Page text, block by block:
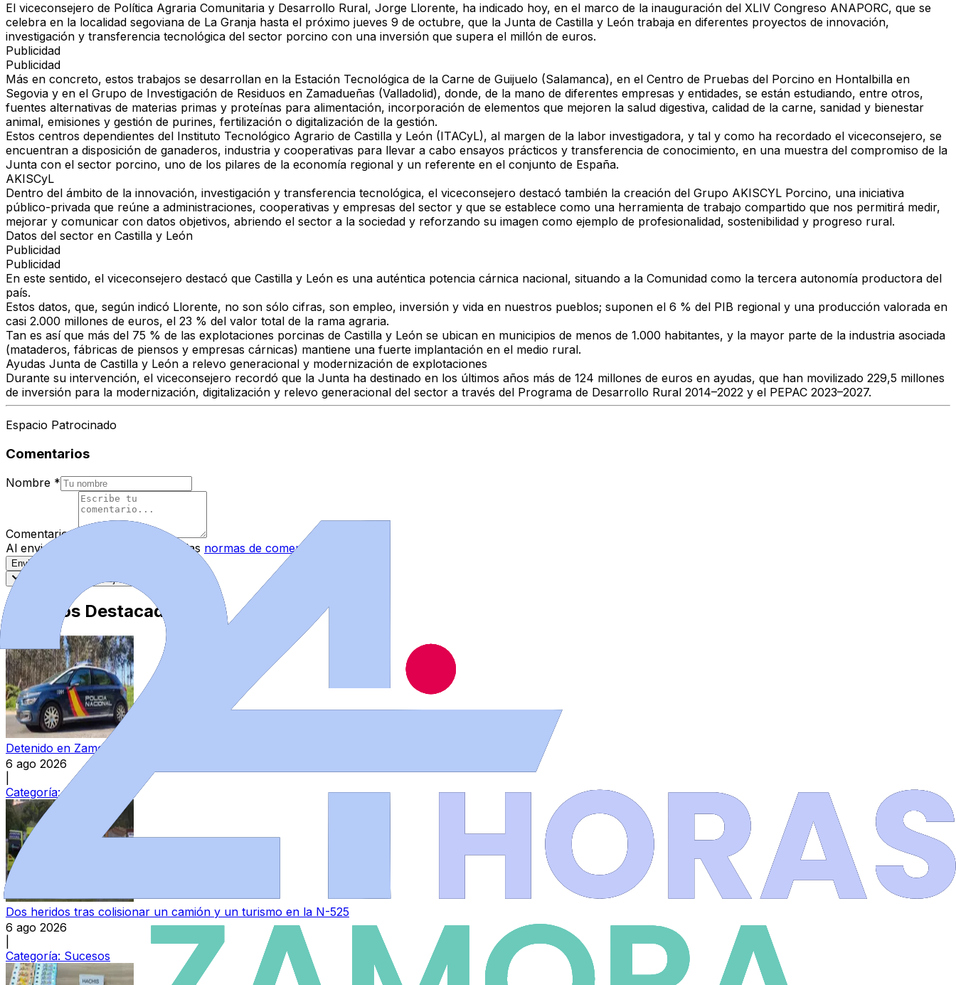
El viceconsejero de Política Agraria Comunitaria y Desarrollo Rural, Jorge Llorente, ha indicado hoy, en el marco de la inauguración del XLIV Congreso ANAPORC, que se
celebra en la localidad segoviana de La Granja hasta el próximo jueves 9 de octubre, que la Junta de Castilla y León trabaja en diferentes proyectos de innovación,
investigación y transferencia tecnológica del sector porcino con una inversión que supera el millón de euros.
Publicidad
Publicidad
Más en concreto, estos trabajos se desarrollan en la Estación Tecnológica de la Carne de Guijuelo (Salamanca), en el Centro de Pruebas del Porcino en Hontalbilla en
Segovia y en el Grupo de Investigación de Residuos en Zamadueñas (Valladolid), donde, de la mano de diferentes empresas y entidades, se están estudiando, entre otros,
fuentes alternativas de materias primas y proteínas para alimentación, incorporación de elementos que mejoren la salud digestiva, calidad de la carne, sanidad y bienestar
animal, emisiones y gestión de purines, fertilización o digitalización de la gestión.
Estos centros dependientes del Instituto Tecnológico Agrario de Castilla y León (ITACyL), al margen de la labor investigadora, y tal y como ha recordado el viceconsejero, se
encuentran a disposición de ganaderos, industria y cooperativas para llevar a cabo ensayos prácticos y transferencia de conocimiento, en una muestra del compromiso de la
Junta con el sector porcino, uno de los pilares de la economía regional y un referente en el conjunto de España.
AKISCyL
Dentro del ámbito de la innovación, investigación y transferencia tecnológica, el viceconsejero destacó también la creación del Grupo AKISCYL Porcino, una iniciativa
público-privada que reúne a administraciones, cooperativas y empresas del sector y que se establece como una herramienta de trabajo compartido que nos permitirá medir,
mejorar y comunicar con datos objetivos, abriendo el sector a la sociedad y reforzando su imagen como ejemplo de profesionalidad, sostenibilidad y progreso rural.
Datos del sector en Castilla y León
Publicidad
Publicidad
En este sentido, el viceconsejero destacó que Castilla y León es una auténtica potencia cárnica nacional, situando a la Comunidad como la tercera autonomía productora del
país.
Estos datos, que, según indicó Llorente, no son sólo cifras, son empleo, inversión y vida en nuestros pueblos; suponen el 6 % del PIB regional y una producción valorada en
casi 2.000 millones de euros, el 23 % del valor total de la rama agraria.
Tan es así que más del 75 % de las explotaciones porcinas de Castilla y León se ubican en municipios de menos de 1.000 habitantes, y la mayor parte de la industria asociada
(mataderos, fábricas de piensos y empresas cárnicas) mantiene una fuerte implantación en el medio rural.
Ayudas Junta de Castilla y León a relevo generacional y modernización de explotaciones
Durante su intervención, el viceconsejero recordó que la Junta ha destinado en los últimos años más de 124 millones de euros en ayudas, que han movilizado 229,5 millones
de inversión para la modernización, digitalización y relevo generacional del sector a través del Programa de Desarrollo Rural 2014–2022 y el PEPAC 2023–2027.
Espacio Patrocinado
Comentarios
Nombre *
Comentario *
Al enviar tu comentario, aceptas las normas de comentarios
Enviar Comentario
Mejor valorados
Artículos Destacados
Detenido en Zamora por agredir a su pareja y reternerla contra su voluntad
6 ago 2026
Categoría:Sucesos
Dos heridos tras colisionar un camión y un turismo en la N-525
6 ago 2026
Categoría: Sucesos